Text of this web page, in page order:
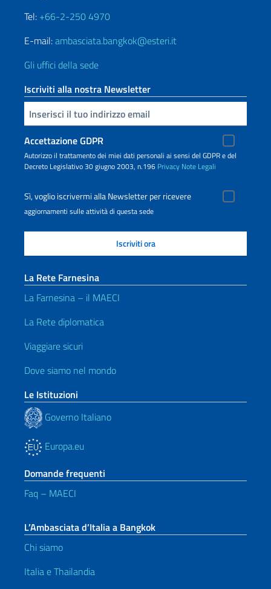
Tel: +66-2-250 4970
E-mail:ambasciata.bangkok@esteri.it
Gli uffici della sede
Iscriviti alla nostra Newsletter
Inserisci la tua email
Accettazione GDPR
Autorizzo il trattamento dei miei dati personali ai sensi del GDPR e del
Decreto Legislativo 30 giugno 2003, n.196 Privacy Note Legali
Sì, voglio iscrivermi alla Newsletter per ricevere
aggiornamenti sulle attività di questa sede
La Rete Farnesina
La Farnesina – il MAECI
La Rete diplomatica
Viaggiare sicuri
Dove siamo nel mondo
Le Istituzioni
Governo Italiano
Europa.eu
Domande frequenti
Faq – MAECI
L’Ambasciata d’Italia a Bangkok
Chi siamo
Italia e Thailandia